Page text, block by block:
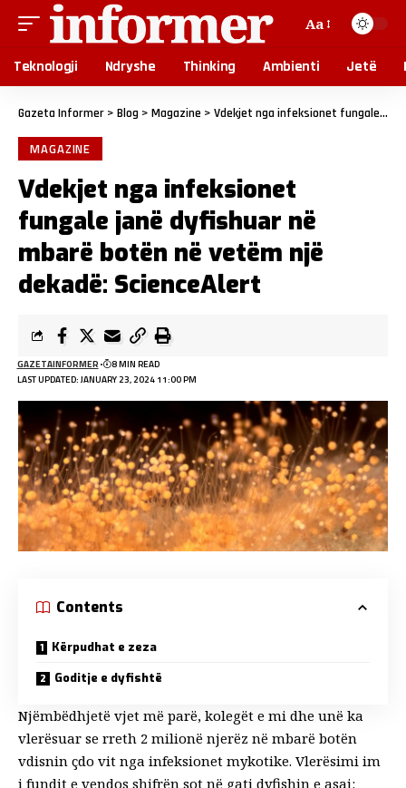
Aa
Teknologji Ndryshe Thinking Ambienti Jetë
Gazeta Informer > Blog > Magazine > Vdekjet nga infeksionet fungale janë dyfishuar në mbarë botën në vetëm një dekadë: ScienceAlert
MAGAZINE
Vdekjet nga infeksionet
fungale janë dyfishuar në
mbarë botën në vetëm një
dekadë: ScienceAlert
LAST UPDATED: JANUARY 23, 2024 11:00 PM
GAZETAINFORMER 8 MIN READ
Contents
Kërpudhat e zeza
Goditje e dyfishtë
Njëmbëdhjetë vjet më parë, kolegët e mi dhe unë ka
vlerësuar se rreth 2 milionë njerëz në mbarë botën
vdisnin çdo vit nga infeksionet mykotike. Vlerësimi im
i fundit e vendos shifrën sot në gati dyfishin e asaj: